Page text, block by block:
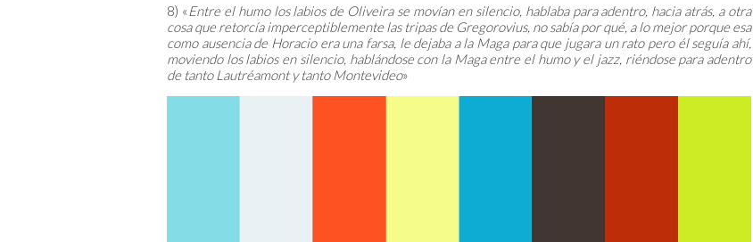
8) « Entre el humo los labios de Oliveira se movían en silencio, hablaba para adentro, hacia atrás, a otra
cosa que retorcía imperceptiblemente las tripas de Gregorovius, no sabía por qué, a lo mejor porque esa
como ausencia de Horacio era una farsa, le dejaba a la Maga para que jugara un rato pero él seguía ahí,
moviendo los labios en silencio, hablándose con la Maga entre el humo y el jazz, riéndose para adentro
de tanto Lautréamont y tanto Montevideo»